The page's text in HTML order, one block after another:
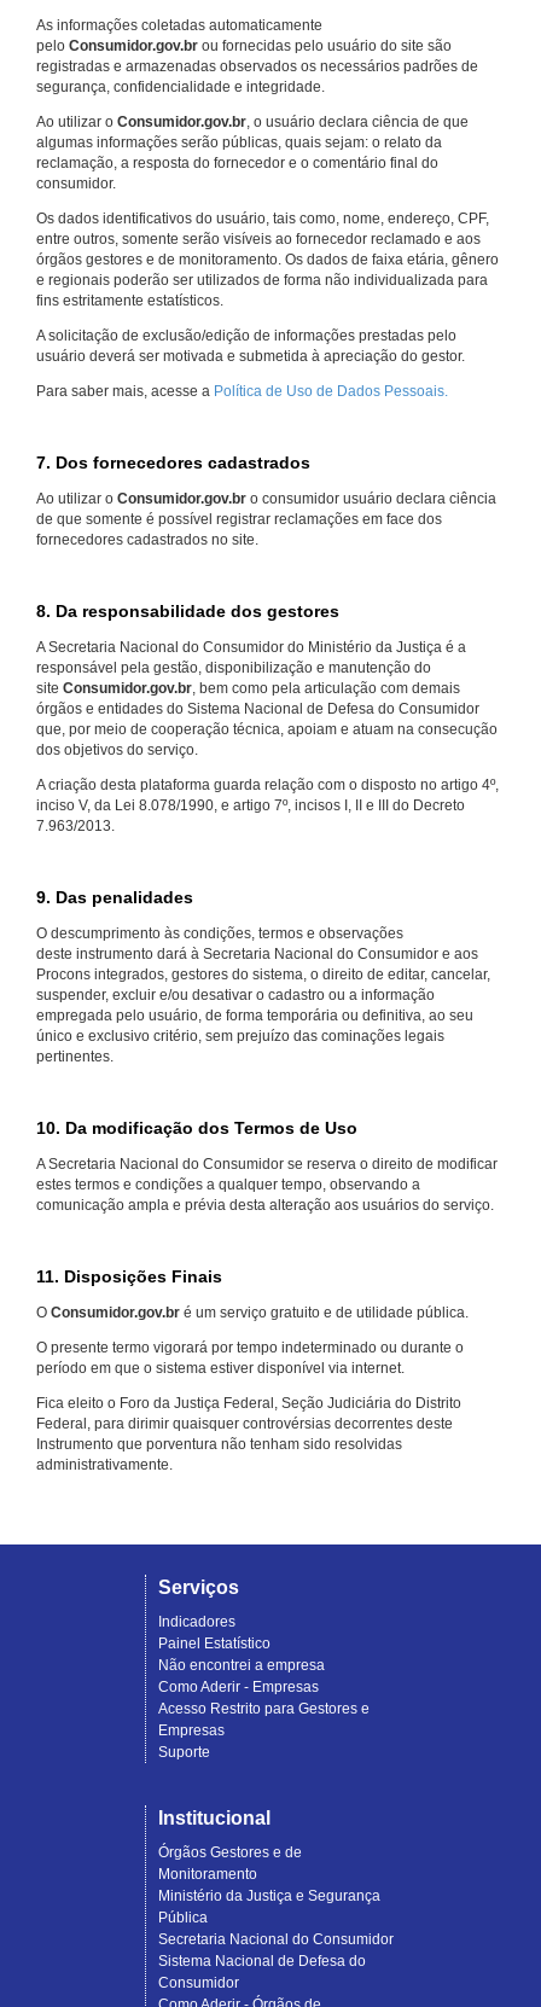
As informações coletadas automaticamente
pelo Consumidor.gov.br ou fornecidas pelo usuário do site são
registradas e armazenadas observados os necessários padrões de
segurança, confidencialidade e integridade.
Ao utilizar o Consumidor.gov.br , o usuário declara ciência de que
algumas informações serão públicas, quais sejam: o relato da
reclamação, a resposta do fornecedor e o comentário final do
consumidor.
Os dados identificativos do usuário, tais como, nome, endereço, CPF,
entre outros, somente serão visíveis ao fornecedor reclamado e aos
órgãos gestores e de monitoramento. Os dados de faixa etária, gênero
e regionais poderão ser utilizados de forma não individualizada para
fins estritamente estatísticos.
A solicitação de exclusão/edição de informações prestadas pelo
usuário deverá ser motivada e submetida à apreciação do gestor.
Para saber mais, acesse a Política de Uso de Dados Pessoais.
7. Dos fornecedores cadastrados
Ao utilizar o Consumidor.gov.br o consumidor usuário declara ciência
de que somente é possível registrar reclamações em face dos
fornecedores cadastrados no site.
8. Da responsabilidade dos gestores
A Secretaria Nacional do Consumidor do Ministério da Justiça é a
responsável pela gestão, disponibilização e manutenção do
site Consumidor.gov.br, bem como pela articulação com demais
órgãos e entidades do Sistema Nacional de Defesa do Consumidor
que, por meio de cooperação técnica, apoiam e atuam na consecução
dos objetivos do serviço.
A criação desta plataforma guarda relação com o disposto no artigo 4º,
inciso V, da Lei 8.078/1990, e artigo 7º, incisos I, II e III do Decreto
7.963/2013.
9. Das penalidades
O descumprimento às condições, termos e observações
deste instrumento dará à Secretaria Nacional do Consumidor e aos
Procons integrados, gestores do sistema, o direito de editar, cancelar,
suspender, excluir e/ou desativar o cadastro ou a informação
empregada pelo usuário, de forma temporária ou definitiva, ao seu
único e exclusivo critério, sem prejuízo das cominações legais
pertinentes.
10. Da modificação dos Termos de Uso
A Secretaria Nacional do Consumidor se reserva o direito de modificar
estes termos e condições a qualquer tempo, observando a
comunicação ampla e prévia desta alteração aos usuários do serviço.
11. Disposições Finais
O Consumidor.gov.br é um serviço gratuito e de utilidade pública.
O presente termo vigorará por tempo indeterminado ou durante o
período em que o sistema estiver disponível via internet.
Fica eleito o Foro da Justiça Federal, Seção Judiciária do Distrito
Federal, para dirimir quaisquer controvérsias decorrentes deste
Instrumento que porventura não tenham sido resolvidas
administrativamente.
Serviços
Indicadores
Painel Estatístico
Não encontrei a empresa
Como Aderir - Empresas
Acesso Restrito para Gestores e
Empresas
Suporte
Institucional
Órgãos Gestores e de
Monitoramento
Ministério da Justiça e Segurança
Pública
Secretaria Nacional do Consumidor
Sistema Nacional de Defesa do
Consumidor